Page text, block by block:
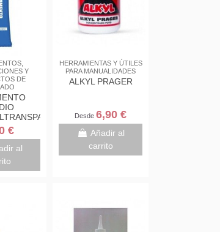
Y
DE
€
al
HERRAMIENTAS Y ÚTILES
PARA MANUALIDADES
ALKYL PRAGER
Desde 6,90 €
Añadir al
carrito